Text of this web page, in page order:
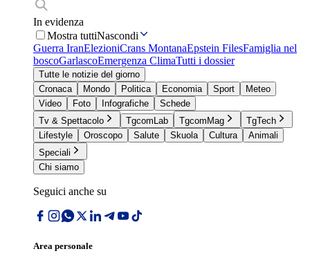
In evidenza
Mostra tuttiNascondi
Guerra IranElezioniCrans MontanaEpstein FilesFamiglia nel
boscoGarlascoEmergenza ClimaTutti i dossier
Tutte le notizie del giorno
Cronaca
Mondo Politica Economia Sport
Meteo
Video
Foto Infografiche
Schede
Tv & Spettacolo
TgcomLab TgcomMag
TgTech
Lifestyle
Oroscopo Salute Skuola Cultura
Animali
Speciali
Chi siamo
Seguici anche su
Area personale